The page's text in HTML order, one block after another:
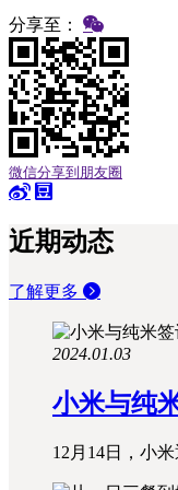
分享至：
微信分享到朋友圈
近期动态
了解更多
2024.01.03
小米与纯
12月14日，小